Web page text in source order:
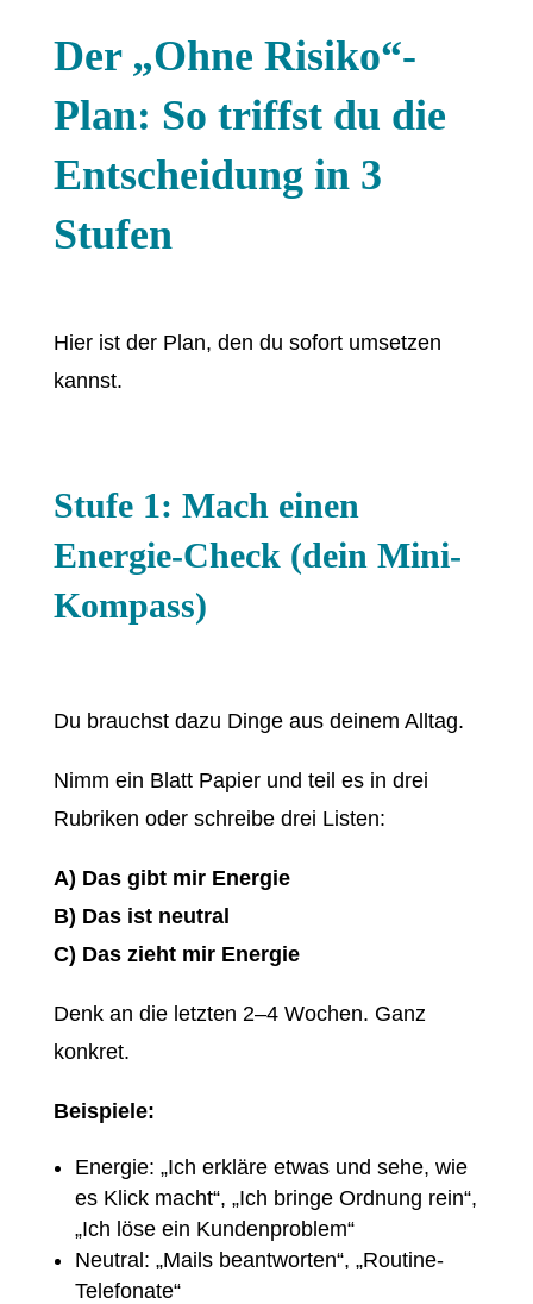
Der „Ohne Risiko“-
Plan: So triffst du die
Entscheidung in 3
Stufen
Hier ist der Plan, den du sofort umsetzen
kannst.
Stufe 1: Mach einen
Energie-Check (dein Mini-
Kompass)
Du brauchst dazu Dinge aus deinem Alltag.
Nimm ein Blatt Papier und teil es in drei
Rubriken oder schreibe drei Listen:
A) Das gibt mir Energie
B) Das ist neutral
C) Das zieht mir Energie
Denk an die letzten 2–4 Wochen. Ganz
konkret.
Beispiele:
Energie: „Ich erkläre etwas und sehe, wie
es Klick macht“, „Ich bringe Ordnung rein“,
„Ich löse ein Kundenproblem“
Neutral: „Mails beantworten“, „Routine-
Telefonate“